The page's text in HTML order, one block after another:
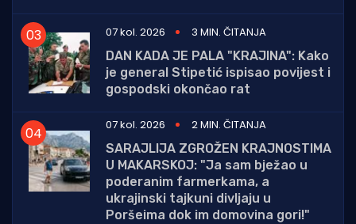
07 kol. 2026
3 MIN. ČITANJA
DAN KADA JE PALA "KRAJINA": Kako
je general Stipetić ispisao povijest i
gospodski okončao rat
07 kol. 2026
2 MIN. ČITANJA
SARAJLIJA ZGROŽEN KRAJNOSTIMA
U MAKARSKOJ: "Ja sam bježao u
poderanim farmerkama, a
ukrajinski tajkuni divljaju u
Poršeima dok im domovina gori!"